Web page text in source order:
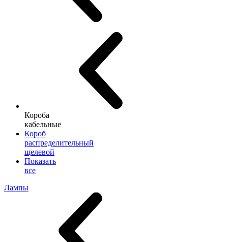
Короба
кабельные
Короб
распределительный
щелевой
Показать
все
Лампы